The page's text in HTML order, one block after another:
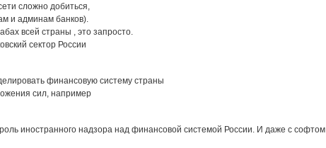
сложно добиться,
и админам банков).
всей страны , это запросто.
сектор России
финансовую систему страны
сил, например
иностранного надзора над финансовой системой России. И даже с софтом